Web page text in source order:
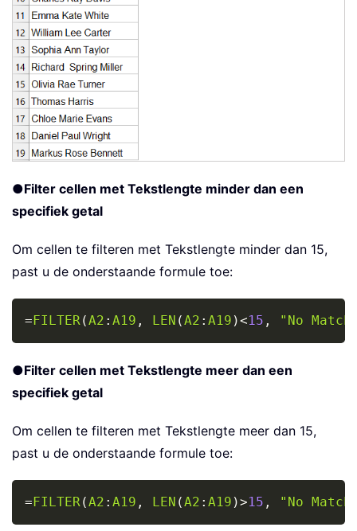
●Filter cellen met Tekstlengte minder dan een
specifiek getal
Om cellen te filteren met Tekstlengte minder dan 15,
past u de onderstaande formule toe:
=FILTER (A2 : A19 , LEN (A2 : A19 )<15 , "No
Copy
●Filter cellen met Tekstlengte meer dan een
specifiek getal
Om cellen te filteren met Tekstlengte meer dan 15,
past u de onderstaande formule toe:
=FILTER (A2 : A19 , LEN (A2 : A19 )>15 , "No
Copy